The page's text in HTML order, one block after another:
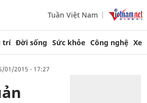
Tuần Việt Nam
trí Đời sống Sức khỏe Công nghệ Xe
01/2015 - 17:27